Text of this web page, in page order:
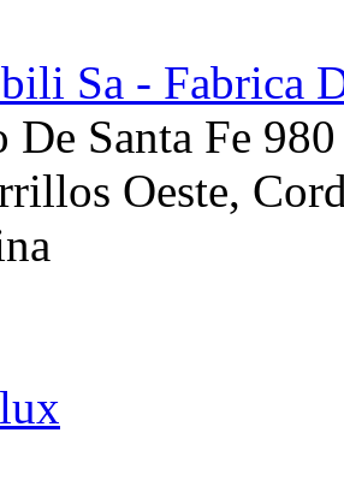
Sa - Fabrica
De Santa Fe 980
Oeste,